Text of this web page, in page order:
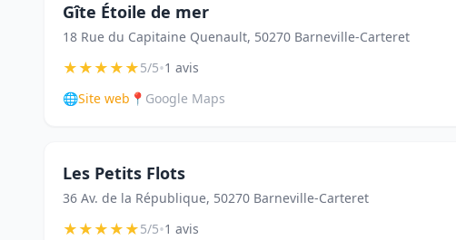
Gîte Étoile de mer
18 Rue du Capitaine Quenault, 50270 Barneville-Carteret
★★★★★5/5•1 avis
🌐Site web 📍 Google Maps
Les Petits Flots
36 Av. de la République, 50270 Barneville-Carteret
★★★★★5/5•1 avis